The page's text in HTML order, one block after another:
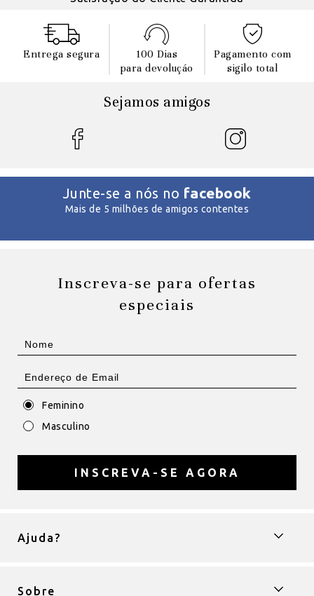
Entrega segura
100 Dias
para devoluçáo
Pagamento com
sigilo total
Sejamos amigos
Junte-se a nós no facebook
Mais de 5 milhões de amigos contentes
Inscreva-se para ofertas
especiais
Feminino
Masculino
INSCREVA-SE AGORA
Ajuda?
Sobre